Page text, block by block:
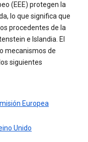
(EEE) protegen la
lo que significa que
procedentes de la
e Islandia. El
mecanismos de
siguientes
Europea
Unido